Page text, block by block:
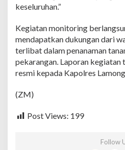
a
a
n
P
a
d
keseluruhan.”
Kegiatan monitoring
mendapatkan dukungan dari
terlibat dalam penanaman
pekarangan. Laporan kegiatan
resmi kepada Kapolres
(ZM)
Post Views: 199
Follow